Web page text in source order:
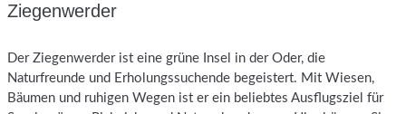
Ziegenwerder
Der Ziegenwerder ist eine grüne Insel in der Oder, die
Naturfreunde und Erholungssuchende begeistert. Mit Wiesen,
Bäumen und ruhigen Wegen ist er ein beliebtes Ausflugsziel für